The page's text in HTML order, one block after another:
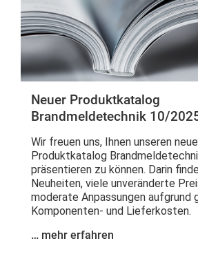
Neuer Produktkatalog
Brandmeldetechnik 10/
Wir freuen uns, Ihnen unseren
Produktkatalog
präsentieren zu können. Darin
Neuheiten, viele unveränderte
moderate Anpassungen aufgrund
Komponenten- und Lieferkosten.
… mehr erfahren